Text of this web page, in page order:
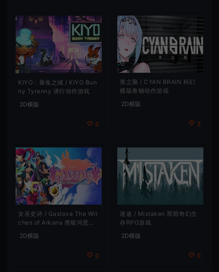
KIYO：暴兔之城 / KIYO Bun
ny Tyranny 潜行动作游戏
2D横版
0
青之脑 / CYAN BRAIN 科幻
横版卷轴动作游戏
2D横版
3
女巫史诗 / Gastova The Wit
ches of Arkana 类银河恶魔
城动作游戏
2D横版
0
迷途 / Mistaken 黑暗奇幻生
存RPG游戏
2D横版
0